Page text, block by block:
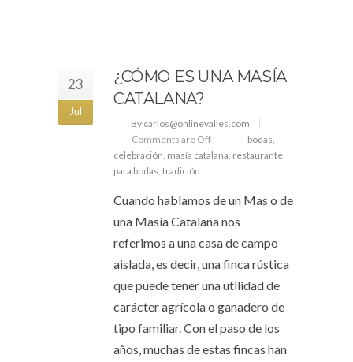
23
Jul
¿CÓMO ES UNA MASÍA
CATALANA?
By carlos@onlinevalles.com
Comments are Off
bodas,
celebración, masía catalana, restaurante
para bodas, tradición
Cuando hablamos de un Mas o de
una Masía Catalana nos
referimos a una casa de campo
aislada, es decir, una finca rústica
que puede tener una utilidad de
carácter agrícola o ganadero de
tipo familiar. Con el paso de los
años, muchas de estas fincas han